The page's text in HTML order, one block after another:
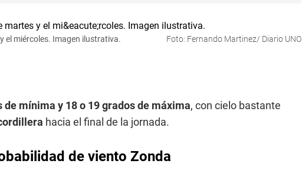
el miércoles. Imagen ilustrativa. Foto: Fernando Martinez/ Diario UNO
de mínima y 18 o 19 grados de máxima, con cielo bastante
hacia el final de la jornada.
de viento Zonda